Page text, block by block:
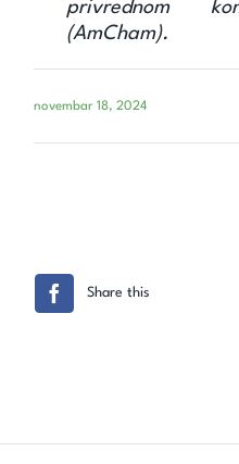
privrednom
(AmCham).
novembar 18, 2024
Share this